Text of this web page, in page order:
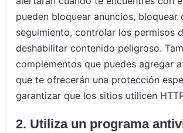
pueden bloquear anuncios, bloquear
seguimiento, controlar los permisos
deshabilitar contenido peligroso.
complementos que puedes agregar
que te ofrecerán una protección
garantizar que los sitios utilicen
2. Utiliza un programa